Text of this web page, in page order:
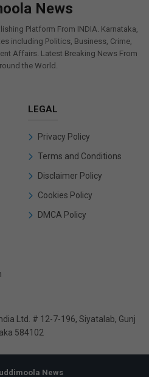
News
Platform From INDIA. Karnataka,
including Politics, Business, Crime,
Affairs. Latest Breaking News From
the World.
LEGAL
Privacy Policy
Terms and Conditions
Disclaimer Policy
Cookies Policy
DMCA Policy
Ltd. # 12-7-196, Siyatalab, Gunj
584102
News